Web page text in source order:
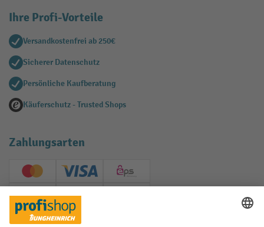
Ihre Profi-Vorteile
Versandkostenfrei ab 250€
Sicherer Datenschutz
Persönliche Kaufberatung
Käuferschutz - Trusted Shops
Zahlungsarten
Creditcard (Master)Creditcard (Visa)
EPS
PayPal